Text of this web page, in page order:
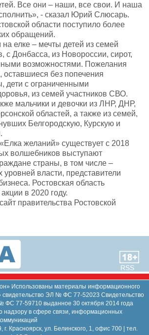
Все они – наши, все свои. И наша
- сказал Юрий Слюсарь.
области поступило более
обращений.
елке – мечты детей из семей
с Донбасса, из Новороссии, сирот,
возможностями. Пожелания
оставшиеся без попечения
дети с ограниченными
из семей участников СВО.
мальчики и девочки из ЛНР, ДНР,
областей, а также из семей,
Белгородскую, Курскую и
желаний» существует с 2018
волшебников выступают
страны, в том числе –
уровней власти, представители
Ростовская область
в 2020 году.
правительства Ростовской
RSS
Использованы материалы информационного
свидетельство ЭЛ № ФС 77-52023 Свидетельство
77-59710 выданное 30 октября 2014 года
надзору в сфере связи, информационных
г. Красноярск, ул. Белинского, 1, офис 700 | тел.